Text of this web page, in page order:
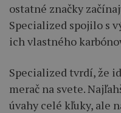
ostatné značky
Specialized spojilo s
ich vlastného
Specialized tvrdí, že
merač na svete.
úvahy celé kľuky, ale